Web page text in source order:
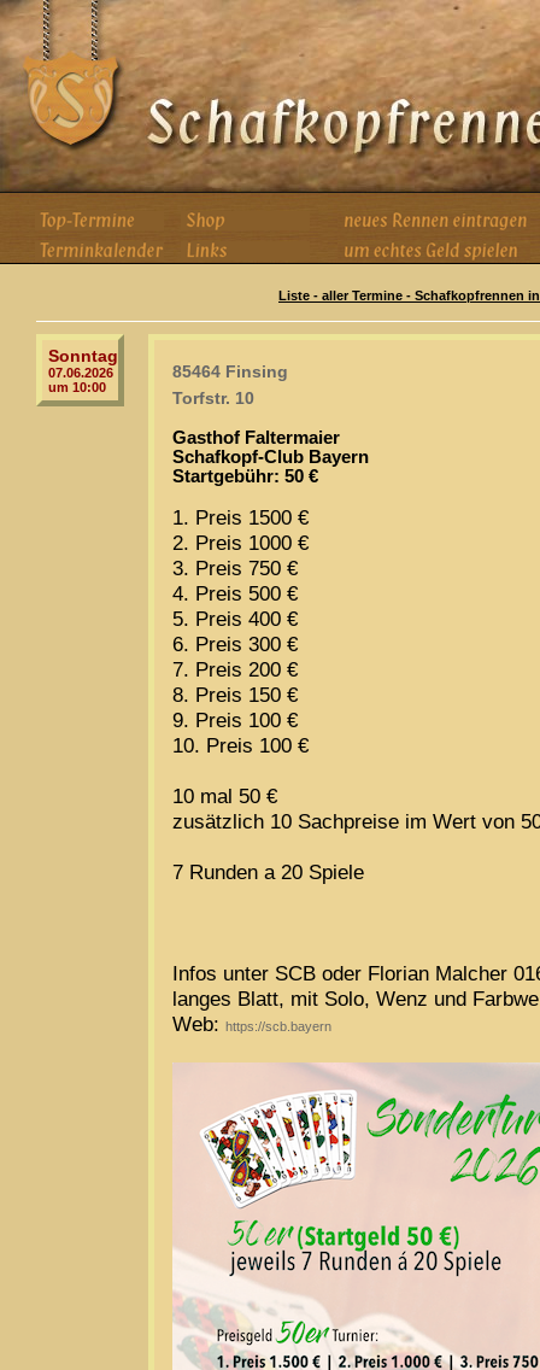
Liste - aller Termine - Schafkopfrennen
Sonntag
07.06.2026
um 10:00
85464 Finsing
Torfstr. 10
Gasthof Faltermaier
Schafkopf-Club Bayern
Startgebühr: 50 €
1. Preis 1500 €
2. Preis 1000 €
3. Preis 750 €
4. Preis 500 €
5. Preis 400 €
6. Preis 300 €
7. Preis 200 €
8. Preis 150 €
9. Preis 100 €
10. Preis 100 €
10 mal 50 €
zusätzlich 10 Sachpreise im Wert von
7 Runden a 20 Spiele
Infos unter SCB oder Florian Malcher
langes Blatt, mit Solo, Wenz und
Web: https://scb.bayern